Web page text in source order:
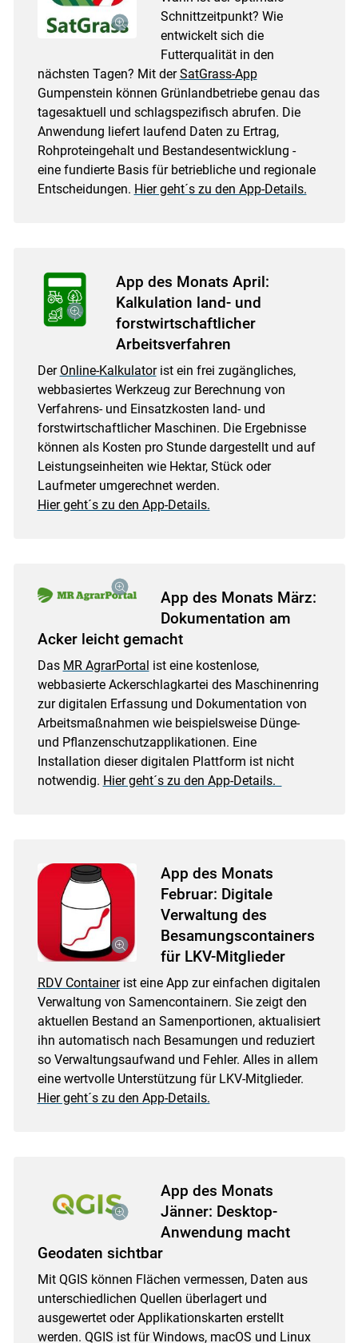
Schnittzeitpunkt? Wie
entwickelt sich die
Futterqualität in den
nächsten Tagen? Mit derSatGrass-App
Gumpenstein können Grünlandbetriebe genau das
tagesaktuell und schlagspezifisch abrufen. Die
Anwendung liefert laufend Daten zu Ertrag,
Rohproteingehalt und Bestandesentwicklung -
eine fundierte Basis für betriebliche und regionale
Entscheidungen. Hier geht´s zu den App-Details.
App des Monats April:
Kalkulation land- und
forstwirtschaftlicher
Arbeitsverfahren
Der Online-Kalkulatorist ein frei zugängliches,
webbasiertes Werkzeug zur Berechnung von
Verfahrens- und Einsatzkosten land- und
forstwirtschaftlicher Maschinen. Die Ergebnisse
können als Kosten pro Stunde dargestellt und auf
Leistungseinheiten wie Hektar, Stück oder
Laufmeter umgerechnet werden.
Hier geht´s zu den App-Details.
App des Monats März:
Dokumentation am
Acker leicht gemacht
Das MR AgrarPortal ist eine kostenlose,
webbasierte Ackerschlagkartei des Maschinenring
zur digitalen Erfassung und Dokumentation von
Arbeitsmaßnahmen wie beispielsweise Dünge-
und Pflanzenschutzapplikationen. Eine
Installation dieser digitalen Plattform ist nicht
notwendig. Hier geht´s zu den App-Details.
App des Monats
Februar: Digitale
Verwaltung des
Besamungscontainers
für LKV-Mitglieder
RDV Containerist eine App zur einfachen digitalen
Verwaltung von Samencontainern. Sie zeigt den
aktuellen Bestand an Samenportionen, aktualisiert
ihn automatisch nach Besamungen und reduziert
so Verwaltungsaufwand und Fehler. Alles in allem
eine wertvolle Unterstützung für LKV-Mitglieder.
Hier geht´s zu den App-Details.
App des Monats
Jänner: Desktop-
Anwendung macht
Geodaten sichtbar
Mit QGIS können Flächen vermessen, Daten aus
unterschiedlichen Quellen überlagert und
ausgewertet oder Applikationskarten erstellt
werden. QGIS ist für Windows, macOS und Linux